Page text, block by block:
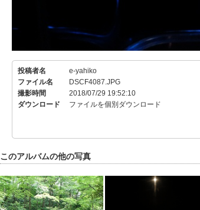
投稿者名
e-yahiko
ファイル名
DSCF4087.JPG
撮影時間
2018/07/29 19:52:10
ダウンロード
ファイルを個別ダウンロード
このアルバムの他の写真